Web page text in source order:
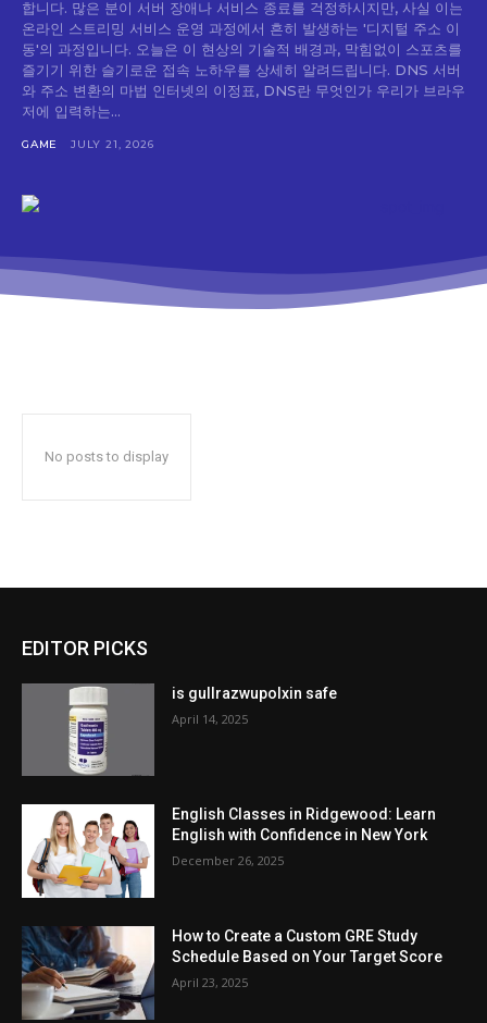
합니다. 많은 분이 서버 장애나 서비스 종료를 걱정하시지만, 사실 이는
온라인 스트리밍 서비스 운영 과정에서 흔히 발생하는 '디지털 주소 이
동'의 과정입니다. 오늘은 이 현상의 기술적 배경과, 막힘없이 스포츠를
즐기기 위한 슬기로운 접속 노하우를 상세히 알려드립니다. DNS 서버
와 주소 변환의 마법 인터넷의 이정표, DNS란 무엇인가 우리가 브라우
저에 입력하는...
GAME JULY 21, 2026
No posts to display
EDITOR PICKS
is gullrazwupolxin safe
April 14, 2025
English Classes in Ridgewood: Learn
English with Confidence in New York
December 26, 2025
How to Crеatе a Custom GRE Study
Schеdulе Basеd on Your Targеt Scorе
April 23, 2025